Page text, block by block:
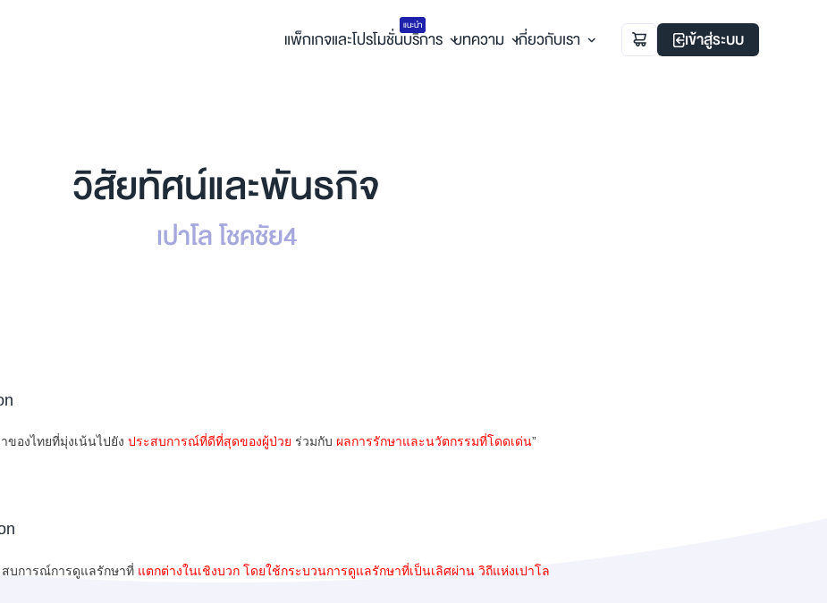
แพ็กเกจและโปรโมชั่น
แนะนำ
บริการ บทความ เกี่ยวกับเรา เข้าสู่ระบบ
วิสัยทัศน์และพันธกิจ
เปาโล โชคชัย4
ของไทยที่มุ่งเน้นไปยัง ประสบการณ์ที่ดีที่สุดของผู้ป่วย ร่วมกับ ผลการรักษาและนวัตกรรมที่โดดเด่น”
สบการณ์การดูแลรักษาที่ แตกต่างในเชิงบวกโดยใช้กระบวนการดูแลรักษาที่เป็นเลิศผ่านวิถีแห่งเปาโล